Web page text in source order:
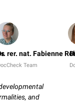
rer. nat. Fabienne
Team
and